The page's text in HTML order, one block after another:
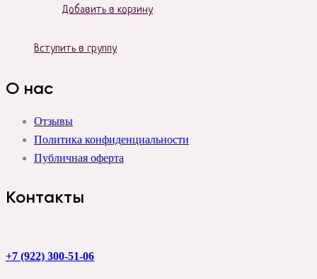
Добавить в корзину
Вступить в группу
О нас
Отзывы
Политика конфиденциальности
Публичная оферта
Контакты
+7 (922) 300-51-06